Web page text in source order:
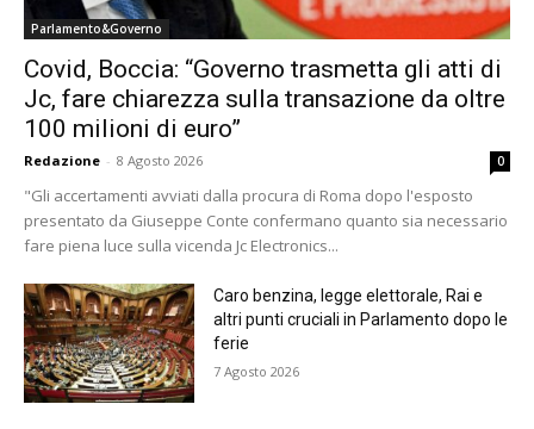
Parlamento&Governo
Covid, Boccia: “Governo trasmetta gli atti di
Jc, fare chiarezza sulla transazione da oltre
100 milioni di euro”
Redazione - 8 Agosto 2026 0
"Gli accertamenti avviati dalla procura di Roma dopo l'esposto
presentato da Giuseppe Conte confermano quanto sia necessario
fare piena luce sulla vicenda Jc Electronics...
Caro benzina, legge elettorale, Rai e
altri punti cruciali in Parlamento dopo le
ferie
7 Agosto 2026